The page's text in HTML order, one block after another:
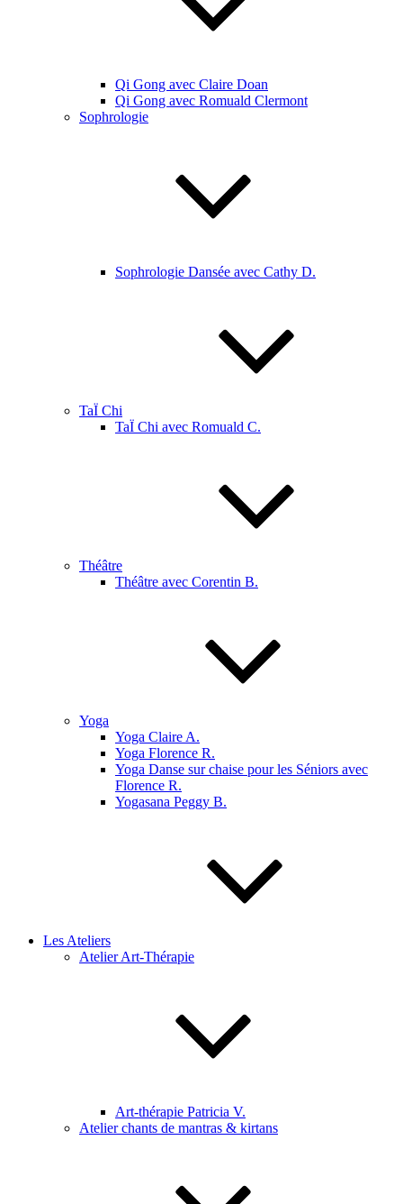
Qi Gong avec Claire Doan
Qi Gong avec Romuald Clermont
Sophrologie
Sophrologie Dansée avec Cathy D.
TaÏ Chi
TaÏ Chi avec Romuald C.
Théâtre
Théâtre avec Corentin B.
Yoga
Yoga Claire A.
Yoga Florence R.
Yoga Danse sur chaise pour les Séniors avec
Florence R.
Yogasana Peggy B.
Les Ateliers
Atelier Art-Thérapie
Art-thérapie Patricia V.
Atelier chants de mantras & kirtans